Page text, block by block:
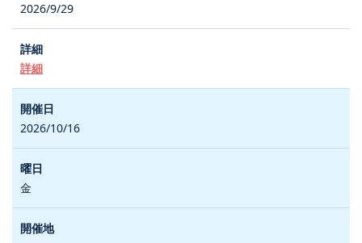
2026/9/29
詳細
2026/10/16
金